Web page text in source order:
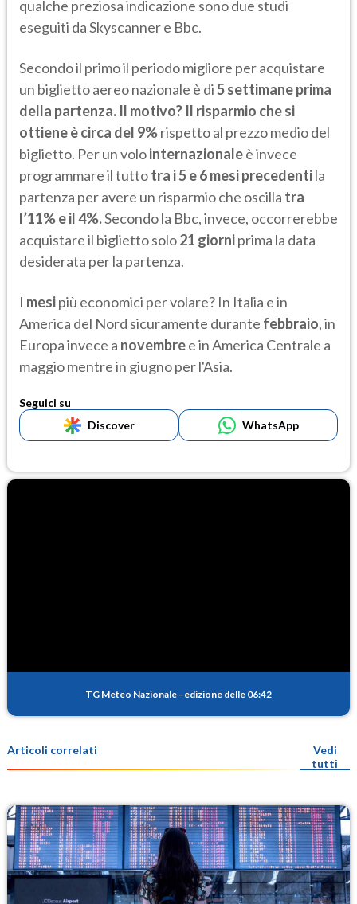
qualche preziosa indicazione sono due studi
eseguiti da Skyscanner e Bbc.
Secondo il primo il periodo migliore per acquistare
un biglietto aereo nazionale è di5 settimane prima
della partenza. Il motivo? Il risparmio che si
ottiene è circa del 9%rispetto al prezzo medio del
biglietto. Per un volointernazionaleè invece
programmare il tuttotra i 5 e 6 mesi precedentila
partenza per avere un risparmio che oscilla tra
l’11% e il 4%.Secondo la Bbc, invece, occorrerebbe
acquistare il biglietto solo21 giorniprima la data
desiderata per la partenza.
I mesipiù economici per volare? In Italia e in
America del Nord sicuramente durante febbraio, in
Europa invece a novembree in America Centrale a
maggio mentre in giugno per l'Asia.
Seguici su
Discover
WhatsApp
TG Meteo Nazionale - edizione delle 06:42
Articoli correlati
Vedi
tutti